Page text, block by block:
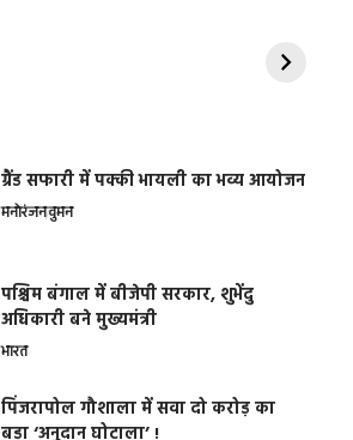
ग्रैंड सफारी में पक्की भायली का भव्य आयोजन
मनोरंजनवुमन
पश्चिम बंगाल में बीजेपी सरकार, शुभेंदु
अधिकारी बने मुख्यमंत्री
भारत
​पिंजरापोल गौशाला में सवा दो करोड़ का